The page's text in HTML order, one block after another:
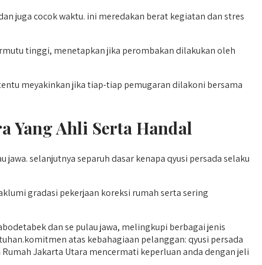
juga cocok waktu. ini meredakan berat kegiatan dan stres
tinggi, menetapkan jika perombakan dilakukan oleh
meyakinkan jika tiap-tiap pemugaran dilakoni bersama
Yang Ahli Serta Handal
selanjutnya separuh dasar kenapa qyusi persada selaku
gradasi pekerjaan koreksi rumah serta sering
dan se pulau jawa, melingkupi berbagai jenis
atas kebahagiaan pelanggan: qyusi persada
Jakarta Utara mencermati keperluan anda dengan jeli